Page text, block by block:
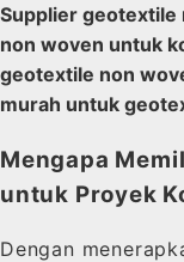
Supplier geotextile
non woven untuk
geotextile non
murah untuk
Mengapa
untuk Proyek
Dengan